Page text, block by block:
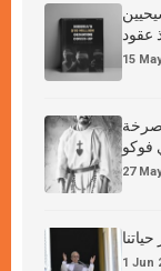
عقود
15
وصرخة
فوكو
27
1 Jun